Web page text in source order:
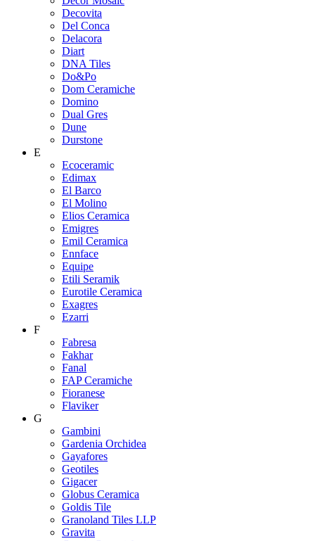
Decovita
Del Conca
Delacora
Diart
DNA Tiles
Do&Po
Dom Ceramiche
Domino
Dual Gres
Dune
Durstone
E
Ecoceramic
Edimax
El Barco
El Molino
Elios Ceramica
Emigres
Emil Ceramica
Ennface
Equipe
Etili Seramik
Eurotile Ceramica
Exagres
Ezarri
F
Fabresa
Fakhar
Fanal
FAP Ceramiche
Fioranese
Flaviker
G
Gambini
Gardenia Orchidea
Gayafores
Geotiles
Gigacer
Globus Ceramica
Goldis Tile
Granoland Tiles LLP
Gravita